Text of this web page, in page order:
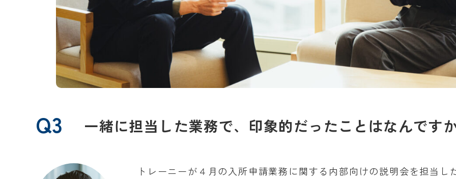
Q3 一緒に担当した業務で、印象的だったことはなんです
トレーニーが４月の入所申請業務に関する内部向けの説明会を担当し